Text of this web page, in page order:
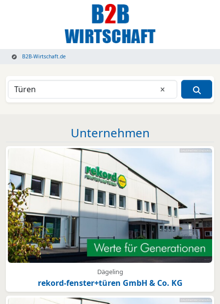
B2B-Wirtschaft.de
Eingabe
Unternehmen
Dägeling
rekord-fenster+türen GmbH & Co. KG